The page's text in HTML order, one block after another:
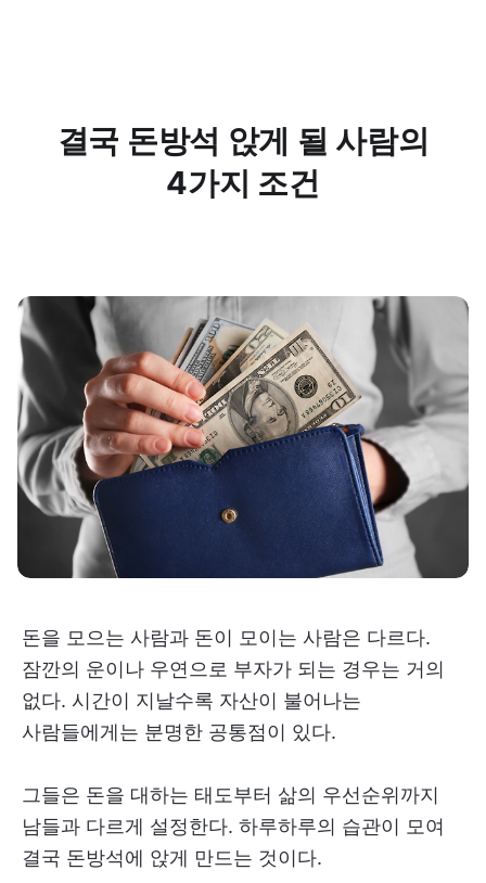
결국 돈방석 앉게 될 사람의
4가지 조건
돈을 모으는 사람과 돈이 모이는 사람은 다르다.
잠깐의 운이나 우연으로 부자가 되는 경우는 거의
없다. 시간이 지날수록 자산이 불어나는
사람들에게는 분명한 공통점이 있다.
그들은 돈을 대하는 태도부터 삶의 우선순위까지
남들과 다르게 설정한다. 하루하루의 습관이 모여
결국 돈방석에 앉게 만드는 것이다.